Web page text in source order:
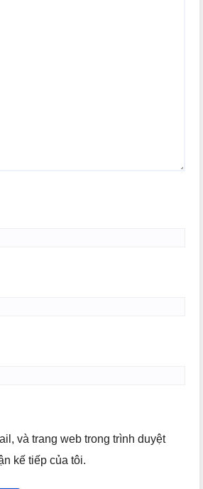
và trang web trong trình duyệt
kế tiếp của tôi.